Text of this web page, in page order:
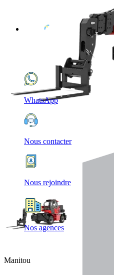
WhatsApp
Nous contacter
Nous rejoindre
Nos agences
Manitou